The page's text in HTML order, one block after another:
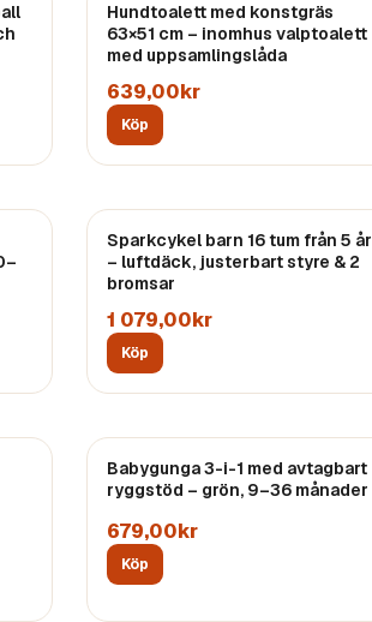
Hundtoalett med konstgräs
63×51 cm – inomhus valptoalett
med uppsamlingslåda
639,00kr
Köp
Sparkcykel barn 16 tum från 5 år
– luftdäck, justerbart styre & 2
bromsar
1 079,00kr
Köp
Babygunga 3-i-1 med avtagbart
ryggstöd – grön, 9–36 månader
679,00kr
Köp